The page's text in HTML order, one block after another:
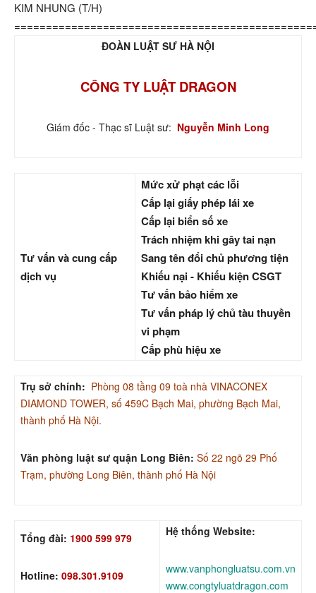
KIM NHUNG (T/H)
ĐOÀN LUẬT SƯ HÀ NỘI
CÔNG TY LUẬT DRAGON
Giám đốc - Thạc sĩ Luật sư: Nguyễn Minh Long
Tư vấn và cung cấp
dịch vụ
Mức xử phạt các lỗi
Cấp lại giấy phép lái xe
Cấp lại biển số xe
Trách nhiệm khi gây tai nạn
Sang tên đổi chủ phương tiện
Khiếu nại - Khiếu kiện CSGT
Tư vấn bảo hiểm xe
Tư vấn pháp lý chủ tàu thuyền
vi phạm
Cấp phù hiệu xe
Trụ sở chính: Phòng 08 tầng 09 toà nhà VINACONEX
DIAMOND TOWER, số 459C Bạch Mai, phường Bạch Mai,
thành phố Hà Nội.
Văn phòng luật sư quận Long Biên: Số 22 ngõ 29 Phố
Trạm, phường Long Biên, thành phố Hà Nội
Tổng đài: 1900 599 979
Hotline: 098.301.9109
Hệ thống Website:
www.vanphongluatsu.com.vn
www.congtyluatdragon.com